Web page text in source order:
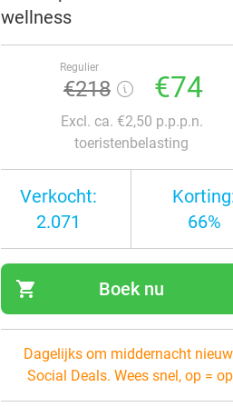
wellness
Regulier
€218 €74
Excl. ca. €2,50 p.p.p.n.
toeristenbelasting
Verkocht:
2.071
66%
shopping_cart Boek nu
Dagelijks om middernacht
Social Deals. Wees snel, op =